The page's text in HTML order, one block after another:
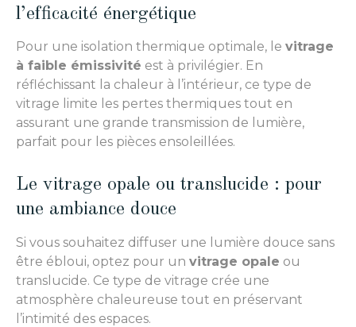
l’efficacité énergétique
Pour une isolation thermique optimale, le vitrage
à faible émissivité est à privilégier. En
réfléchissant la chaleur à l’intérieur, ce type de
vitrage limite les pertes thermiques tout en
assurant une grande transmission de lumière,
parfait pour les pièces ensoleillées.
Le vitrage opale ou translucide : pour
une ambiance douce
Si vous souhaitez diffuser une lumière douce sans
être ébloui, optez pour un vitrage opale ou
translucide. Ce type de vitrage crée une
atmosphère chaleureuse tout en préservant
l’intimité des espaces.